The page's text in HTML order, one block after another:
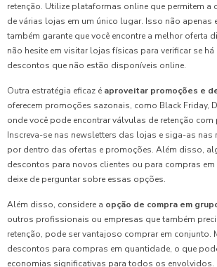
retenção. Utilize plataformas online que permitem a
de várias lojas em um único lugar. Isso não apenas
também garante que você encontre a melhor oferta
não hesite em visitar lojas físicas para verificar se
descontos que não estão disponíveis online.
Outra estratégia eficaz é aproveitar promoções e
oferecem promoções sazonais, como Black Friday,
onde você pode encontrar válvulas de retenção
Inscreva-se nas newsletters das lojas e siga-as nas
por dentro das ofertas e promoções. Além disso,
descontos para novos clientes ou para compras
deixe de perguntar sobre essas opções.
Além disso, considere a opção de compra em
outros profissionais ou empresas que também
retenção, pode ser vantajoso comprar em conjunto.
descontos para compras em quantidade, o que
economias significativas para todos os envolvidos.